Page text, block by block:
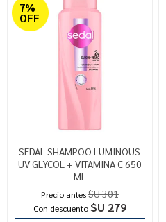
7%
OFF
SEDAL SHAMPOO LUMINOUS
UV GLYCOL + VITAMINA C 650
ML
Precio antes$U 301
Con descuento $U 279